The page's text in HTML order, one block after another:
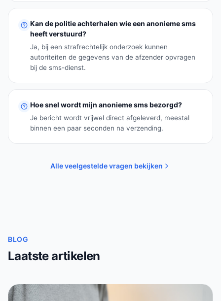
Kan de politie achterhalen wie een anonieme sms
heeft verstuurd?
Ja, bij een strafrechtelijk onderzoek kunnen
autoriteiten de gegevens van de afzender opvragen
bij de sms-dienst.
Hoe snel wordt mijn anonieme sms bezorgd?
Je bericht wordt vrijwel direct afgeleverd, meestal
binnen een paar seconden na verzending.
Alle veelgestelde vragen bekijken
BLOG
Laatste artikelen